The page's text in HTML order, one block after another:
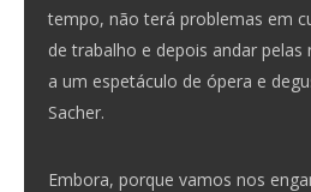
tempo, não terá problemas em
de trabalho e depois andar pelas
a um espetáculo de ópera e
Sacher.
Embora, porque vamos nos